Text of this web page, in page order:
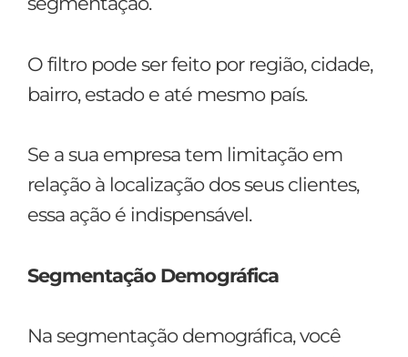
O filtro pode ser feito por região, cidade,
bairro, estado e até mesmo país.
Se a sua empresa tem limitação em
relação à localização dos seus clientes,
essa ação é indispensável.
Segmentação Demográfica
Na segmentação demográfica, você